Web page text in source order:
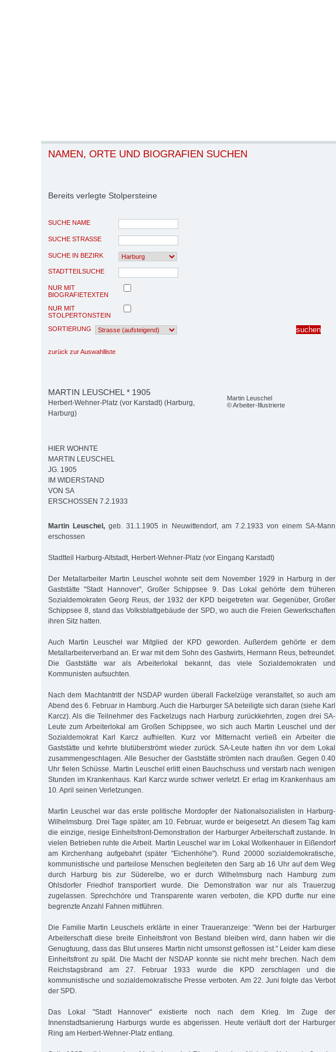
NAMEN, ORTE UND BIOGRAFIEN SUCHEN
Bereits verlegte Stolpersteine
SUCHE NAME
SUCHE STRASSE
SUCHE IN BEZIRK
STADTTEILSUCHE
NUR MIT
BIOGRAFIETEXTEN
NUR MIT
STOLPERTONSTEIN
SORTIERUNG
zurück zur Auswahlliste
Martin Leuschel
© Arbeiter-Illustrierte
MARTIN LEUSCHEL * 1905
Herbert-Wehner-Platz (vor Karstadt) (Harburg,
Harburg)
HIER WOHNTE
MARTIN LEUSCHEL
JG. 1905
IM WIDERSTAND
VON SA
ERSCHOSSEN 7.2.1933
Martin Leuschel, geb. 31.1.1905 in Neuwittendorf, am 7.2.1933 von einem SA-Mann
erschossen
Stadtteil Harburg-Altstadt, Herbert-Wehner-Platz (vor Eingang Karstadt)
Der Metallarbeiter Martin Leuschel wohnte seit dem Novem­ber 1929 in Harburg in der
Gaststätte "Stadt Hannover", Großer Schippsee 9. Das Lokal gehörte dem früheren
Sozialdemokraten Georg Reus, der 1932 der KPD beigetreten war. Gegenüber, Großer
Schippsee 8, stand das Volksblattgebäude der SPD, wo auch die Freien Gewerkschaften
ihren Sitz hatten.
Auch Martin Leuschel war Mitglied der KPD geworden. Außerdem gehörte er dem
Metallarbeiterverband an. Er war mit dem Sohn des Gastwirts, Hermann Reus, befreundet.
Die Gaststätte war als Arbeiterlokal bekannt, das viele Sozialdemokraten und
Kommunisten aufsuchten.
Nach dem Machtantritt der NSDAP wurden überall Fackelzüge veranstaltet, so auch am
Abend des 6. Februar in Hamburg. Auch die Harburger SA beteiligte sich daran (siehe Karl
Karcz). Als die Teilnehmer des Fackelzugs nach Harburg zurückkehrten, zogen drei SA-
Leute zum Arbeiterlokal am Großen Schippsee, wo sich auch Martin Leuschel und der
Sozialdemokrat Karl Karcz aufhielten. Kurz vor Mitternacht verließ ein Arbeiter die
Gaststätte und kehrte blutüberströmt wieder zurück. SA-Leute hatten ihn vor dem Lokal
zusammengeschlagen. Alle Besucher der Gaststätte strömten nach draußen. Gegen 0.40
Uhr fielen Schüsse. Martin Leuschel erlitt einen Bauchschuss und verstarb nach wenigen
Stunden im Krankenhaus. Karl Karcz wurde schwer verletzt. Er erlag im Krankenhaus am
10. April seinen Verletzungen.
Martin Leuschel war das erste politische Mordopfer der Nationalsozialisten in Harburg-
Wilhelmsburg. Drei Tage später, am 10. Februar, wurde er beigesetzt. An diesem Tag kam
die einzige, riesige Einheitsfront-Demonstration der Harburger Arbeiterschaft zustande. In
vielen Betrieben ruhte die Arbeit. Martin Leuschel war im Lokal Wolkenhauer in Eißendorf
am Kirchenhang aufgebahrt (später "Eichenhöhe"). Rund 20000 sozialdemokratische,
kommunistische und parteilose Menschen begleiteten den Sarg ab 16 Uhr auf dem Weg
durch Harburg bis zur Süderelbe, wo er durch Wilhelmsburg nach Hamburg zum
Ohlsdorfer Friedhof transportiert wurde. Die Demonstration war nur als Trauerzug
zugelassen. Sprechchöre und Transparente waren verboten, die KPD durfte nur eine
begrenzte Anzahl Fahnen mitführen.
Die Familie Martin Leuschels erklärte in einer Traueranzeige: "Wenn bei der Harburger
Arbeiterschaft diese breite Einheitsfront von Bestand bleiben wird, dann haben wir die
Genugtuung, dass das Blut unseres Martin nicht umsonst geflossen ist." Leider kam diese
Einheitsfront zu spät. Die Macht der NSDAP konnte sie nicht mehr brechen. Nach dem
Reichstagsbrand am 27. Februar 1933 wurde die KPD zerschlagen und die
kommunistische und sozialdemokratische Presse verboten. Am 22. Juni folgte das Verbot
der SPD.
Das Lokal "Stadt Hannover" existierte noch nach dem Krieg. Im Zuge der
Innenstadtsanierung Harburgs wurde es abgerissen. Heute verläuft dort der Harburger
Ring am Herbert-Wehner-Platz entlang.